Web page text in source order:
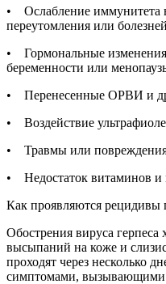
• Ослабление иммунитета
переутомления или болезней
• Гормональные
беременности или
• Перенесенные ОРВИ и
• Воздействие
• Травмы или
• Недостаток витаминов и
Как проявляются рецидивы
Обострения вируса герпеса
высыпаний на коже и
проходят через несколько
симптомами, вызывающими